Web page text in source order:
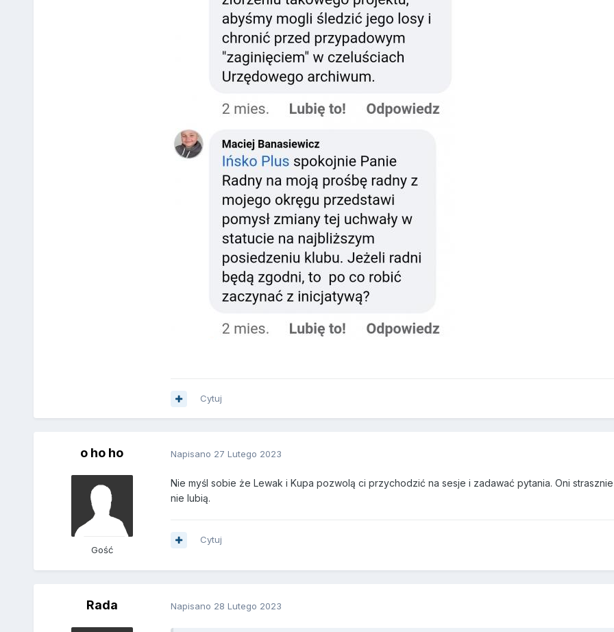
Cytuj
o ho ho
Gość
Napisano 27 Lutego 2023
Nie myśl sobie że Lewak i Kupa pozwolą ci przychodzić na sesje i zadawać pytania. Oni
nie lubią.
Cytuj
Rada Napisano 28 Lutego 2023